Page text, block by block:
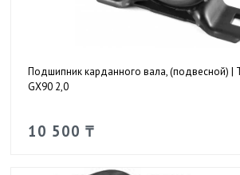
Подшипник карданного вала, (подвесной) |
GX90 2,0
10 500 ₸